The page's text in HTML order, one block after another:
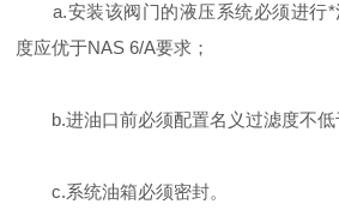
a.安装该阀门的液压系统必须进行*
度应优于NAS 6/A要求；
b.进油口前必须配置名义过滤度不低
c.系统油箱必须密封。